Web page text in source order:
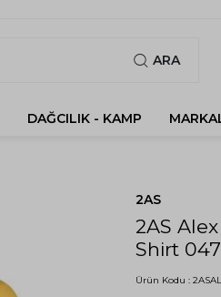
ARA
DAĞCILIK - KAMP
2AS
2AS Alex
Shirt 047
Ürün Kodu :